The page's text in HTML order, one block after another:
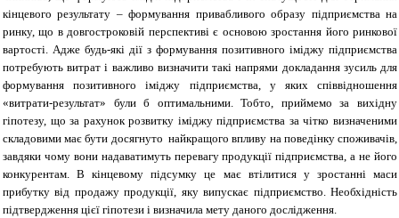
кінцевого результату – формування привабливого образу підприємства на
ринку, що в довгостроковій перспективі є основою зростання його ринкової
вартості. Адже будь-які дії з формування позитивного іміджу підприємства
потребують витрат і важливо визначити такі напрями докладання зусиль для
формування позитивного іміджу підприємства, у яких співвідношення
«витрати-результат» були б оптимальними. Тобто, приймемо за вихідну
гіпотезу, що за рахунок розвитку іміджу підприємства за чітко визначеними
складовими має бути досягнуто найкращого впливу на поведінку споживачів,
завдяки чому вони надаватимуть перевагу продукції підприємства, а не його
конкурентам. В кінцевому підсумку це має втілитися у зростанні маси
прибутку від продажу продукції, яку випускає підприємство. Необхідність
підтвердження цієї гіпотези і визначила мету даного дослідження.